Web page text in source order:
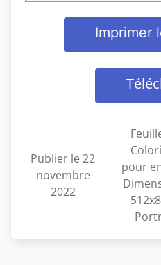
Imprimer
Publier le 22
novembre
2022
pour